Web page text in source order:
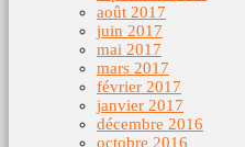
août 2017
juin 2017
mai 2017
mars 2017
février 2017
janvier 2017
décembre 2016
octobre 2016